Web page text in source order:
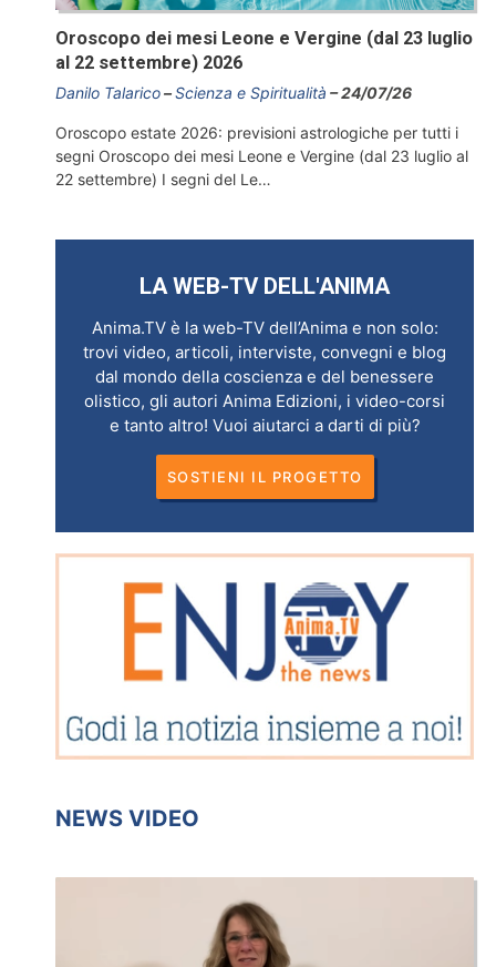
Oroscopo dei mesi Leone e Vergine (dal 23 luglio
al 22 settembre) 2026
Danilo Talarico Scienza e Spiritualità 24/07/26
Oroscopo estate 2026: previsioni astrologiche per tutti i
segni Oroscopo dei mesi Leone e Vergine (dal 23 luglio al
22 settembre) I segni del Le…
LA WEB-TV DELL'ANIMA
Anima.TV è la web-TV dell’Anima e non solo:
trovi video, articoli, interviste, convegni e blog
dal mondo della coscienza e del benessere
olistico, gli autori Anima Edizioni, i video-corsi
e tanto altro! Vuoi aiutarci a darti di più?
SOSTIENI IL PROGETTO
NEWS VIDEO